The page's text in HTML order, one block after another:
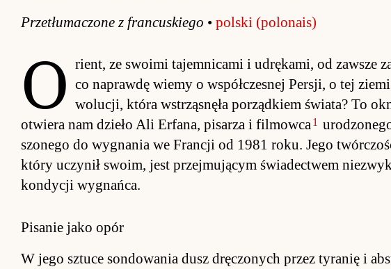
Prze­tłuma­czone z fran­cu­skiego • pol­ski (po­lona­is)
O rient, ze swoimi ta­jem­nicami i udręka­mi, od za­wsze
co na­prawdę wiemy o współ­cze­snej Per­sji, o tej
wolu­cji, która wstrząsnęła po­rząd­kiem świa­ta? To
otwiera nam dzieło Ali Er­fana, pi­sarza i fil­mowca1
szonego do wy­gna­nia we Fran­cji od 1981 ro­ku. Jego
który uczynił swoim, jest przej­mu­jącym świa­dec­twem
kon­dycji wy­gnań­ca.
Pisanie jako opór
W jego sztuce son­dowania dusz dręczonych przez ty­ranię i